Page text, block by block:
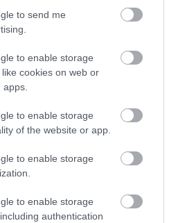
to send me
to enable storage
cookies on web or
to enable storage
of the website or app.
to enable storage
to enable storage
authentication